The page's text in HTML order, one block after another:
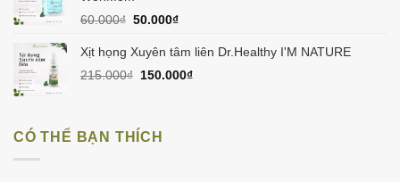
60.000₫ Giá
là:
60.000₫.
50.000₫Giá
tại
là:
50.000₫.
Xịt họng Xuyên tâm liên Dr.Healthy I'M NATURE
215.000₫ Giá
150.000₫Giá
CÓ THỂ BẠN THÍCH